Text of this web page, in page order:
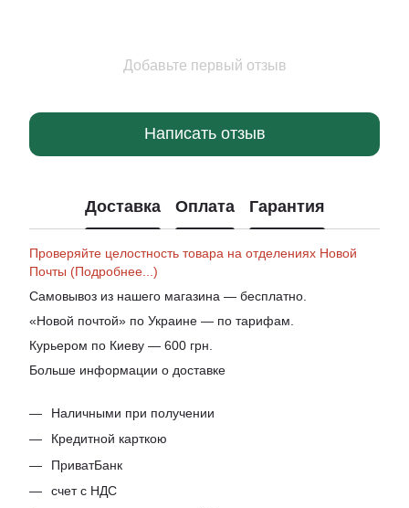
Добавьте первый отзыв
Написать отзыв
Доставка Оплата Гарантия
Проверяйте целостность товара на отделениях Новой
Почты (Подробнее...)
Самовывоз из нашего магазина — бесплатно.
«Новой почтой» по Украине — по тарифам.
Курьером по Киеву — 600 грн.
Больше информации о доставке
Наличными при получении
Кредитной карткою
ПриватБанк
счет с НДС